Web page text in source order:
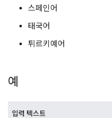
스페인어
태국어
튀르키예어
예
입력 텍스트